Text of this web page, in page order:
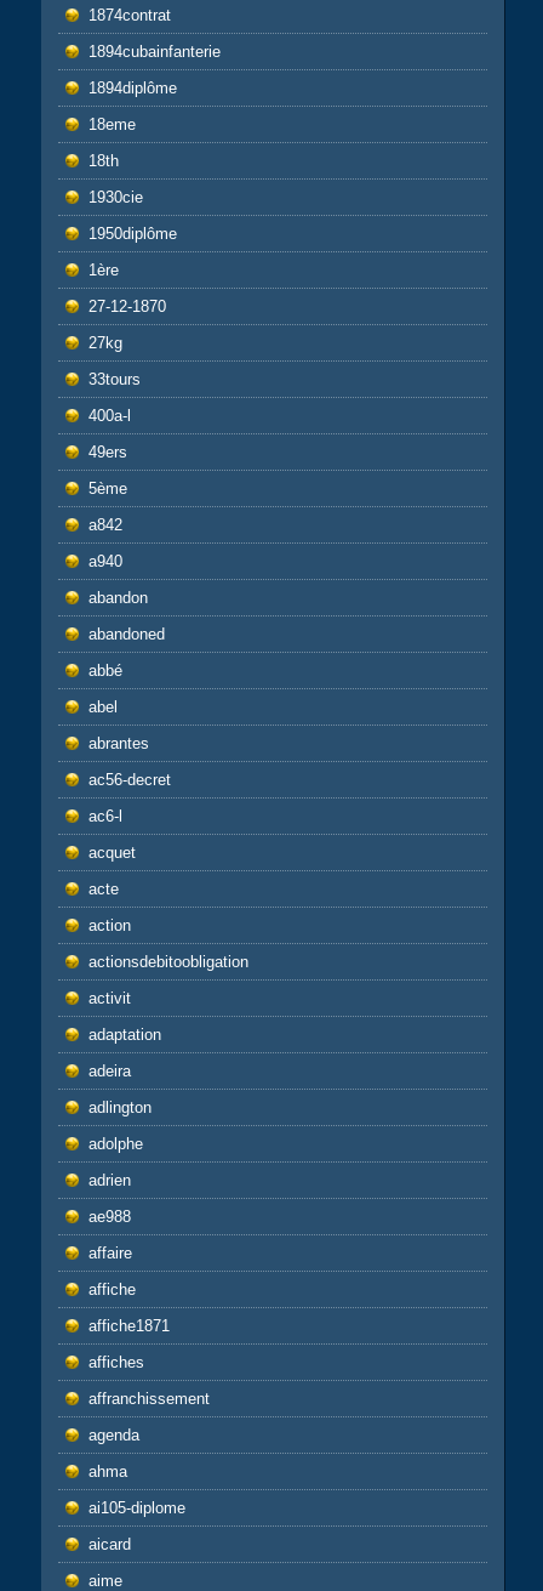
1874contrat
1894cubainfanterie
1894diplôme
18eme
18th
1930cie
1950diplôme
1ère
27-12-1870
27kg
33tours
400a-l
49ers
5ème
a842
a940
abandon
abandoned
abbé
abel
abrantes
ac56-decret
ac6-l
acquet
acte
action
actionsdebitoobligation
activit
adaptation
adeira
adlington
adolphe
adrien
ae988
affaire
affiche
affiche1871
affiches
affranchissement
agenda
ahma
ai105-diplome
aicard
aime